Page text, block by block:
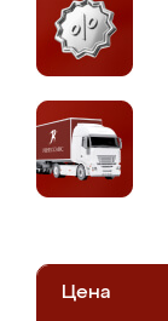
Цена